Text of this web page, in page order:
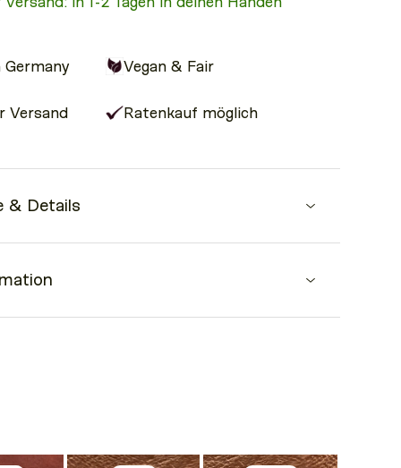
Germany Vegan & Fair
Versand Ratenkauf möglich
& Details
für deine Crossbody Bag
cm - 129 cm)